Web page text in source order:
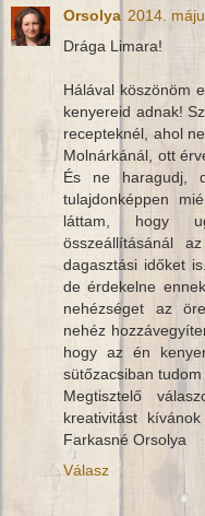
Orsolya 2014.
Drága Limara!
Hálával köszönöm
kenyereid adnak!
recepteknél, ahol
Molnárkánál, ott
És ne haragudj,
tulajdonképpen
láttam, hogy
összeállításánál
dagasztási időket
de érdekelne
nehézséget az
nehéz
hogy az én
sütőzacsiban
Megtisztelő
kreativitást
Farkasné Orsolya
Válasz